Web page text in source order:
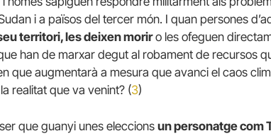
i a països del tercer món. I quan persones
territori, les deixen moriro les ofeguen
han de marxar degut al robament de recursos
que augmentarà a mesura que avanci el caos
realitat que va venint? (3)
que guanyi unes eleccions un personatge com